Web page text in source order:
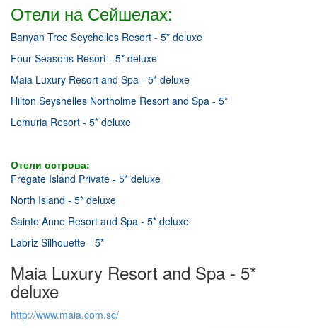
Отели на Сейшелах:
Banyan Tree Seychelles Resort - 5* deluxe
Four Seasons Resort - 5* deluxe
Maia Luxury Resort and Spa - 5* deluxe
Hilton Seyshelles Northolme Resort and Spa - 5*
Lemuria Resort - 5* deluxe
Отели острова:
Fregate Island Private - 5* deluxe
North Island - 5* deluxe
Sainte Anne Resort and Spa - 5* deluxe
Labriz Silhouette - 5*
Maia Luxury Resort and Spa - 5*
deluxe
http://www.maia.com.sc/